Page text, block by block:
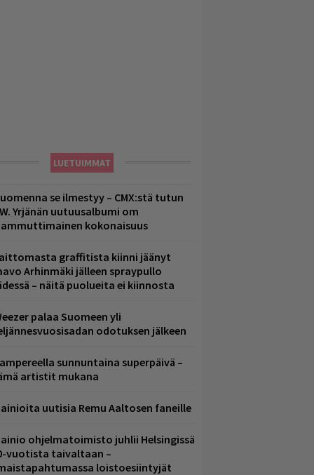
LUETUIMMAT
se ilmestyy – CMX:stä tutun
Yrjänän uutuusalbumi om
kokonaisuus
graffitista kiinni jäänyt
Arhinmäki jälleen spraypullo
– näitä puolueita ei kiinnosta
palaa Suomeen yli
odotuksen jälkeen
sunnuntaina superpäivä –
artistit mukana
uutisia Remu Aaltosen faneille
ohjelmatoimisto juhlii Helsingissä
vuotista taivaltaan –
loistoesiintyjät